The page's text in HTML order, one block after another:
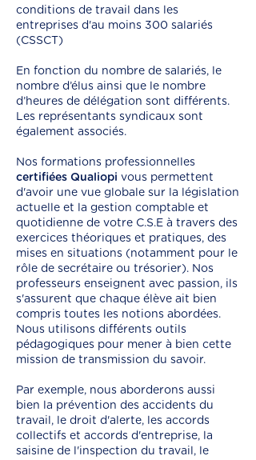
conditions de travail dans les
entreprises d'au moins 300 salariés
(CSSCT)
En fonction du nombre de salariés, le
nombre d’élus ainsi que le nombre
d’heures de délégation sont différents.
Les représentants syndicaux sont
également associés.
Nos formations professionnelles
certifiées Qualiopi vous permettent
d'avoir une vue globale sur la législation
actuelle et la gestion comptable et
quotidienne de votre C.S.E à travers des
exercices théoriques et pratiques, des
mises en situations (notamment pour le
rôle de secrétaire ou trésorier). Nos
professeurs enseignent avec passion, ils
s'assurent que chaque élève ait bien
compris toutes les notions abordées.
Nous utilisons différents outils
pédagogiques pour mener à bien cette
mission de transmission du savoir.
Par exemple, nous aborderons aussi
bien la prévention des accidents du
travail, le droit d'alerte, les accords
collectifs et accords d'entreprise, la
saisine de l'inspection du travail, le